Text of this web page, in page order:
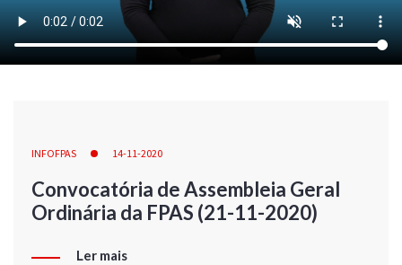
INFOFPAS 14-11-2020
Convocatória de Assembleia Geral
Ordinária da FPAS (21-11-2020)
Ler mais